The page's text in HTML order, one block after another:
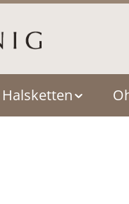
Halsketten